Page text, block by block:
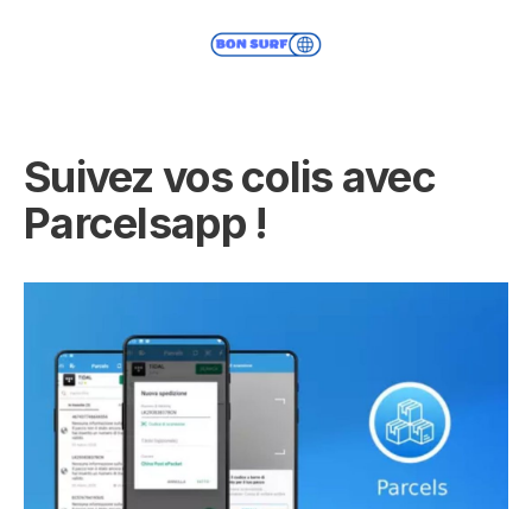
Suivez vos colis avec
Parcelsapp !